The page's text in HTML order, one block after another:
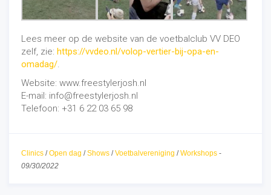
Lees meer op de website van de voetbalclub VV DEO
zelf, zie: https://vvdeo.nl/volop-vertier-bij-opa-en-
omadag/.
Website: www.freestylerjosh.nl
E-mail: info@freestylerjosh.nl
Telefoon: +31 6 22 03 65 98
Clinics /Open dag /Shows /Voetbalvereniging /Workshops -
09/30/2022